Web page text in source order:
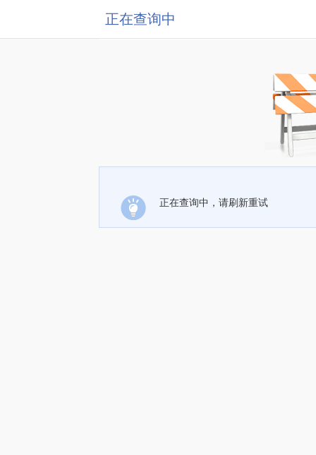
正在查询中
正在查询中，请刷新重试